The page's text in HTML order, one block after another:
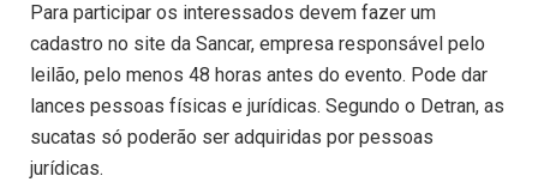
Para participar os interessados devem fazer um
cadastro no site da Sancar, empresa responsável pelo
leilão, pelo menos 48 horas antes do evento. Pode dar
lances pessoas físicas e jurídicas. Segundo o Detran, as
sucatas só poderão ser adquiridas por pessoas
jurídicas.